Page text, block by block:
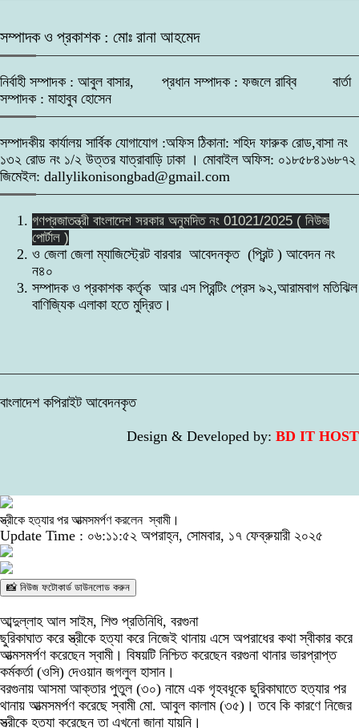
সম্পাদক ও প্রকাশক : মোঃ রানা আহমেদ
নির্বাহী সম্পাদক : আবুল বাসার, প্রধান সম্পাদক : ফজলে রাব্বি বার্তা
সম্পাদক : মাহাবুব হোসেন
সম্পাদকীয় কার্যালয় সার্বিক যোগাযোগ :অফিস ঠিকানা: শহিদ ফারুক রোড,বাসা নং
১৩২ রোড নং ১/২ উত্তর যাত্রাবাড়ি ঢাকা । মোবাইল অফিস: ০১৮৫৮৪১৬৮৭২
জিমেইল: dallylikonisongbad@gmail.com
গণপ্রজাতন্ত্রী বাংলাদেশ সরকার অনুমদিত নং 01021/2025 ( নিউজ
পোর্টাল )
ও জেলা জেলা ম্যাজিস্ট্রেট বারবার আবেদনকৃত (প্রিন্ট ) আবেদন নং
ন৪০
সম্পাদক ও প্রকাশক কর্তৃক আর এস প্রিন্টিং প্রেস ৯২,আরামবাগ মতিঝিল
বাণিজ্যিক এলাকা হতে মুদ্রিত।
বাংলাদেশ কপিরাইট আবেদনকৃত
Design & Developed by: BD IT HOST
স্ত্রীকে হত্যার পর আত্মসমর্পণ করলেন স্বামী।
Update Time : ০৬:১১:৫২ অপরাহ্ন, সোমবার, ১৭ ফেব্রুয়ারী ২০২৫
📸 নিউজ ফটোকার্ড ডাউনলোড করুন
আব্দুল্লাহ আল সাইম, শিশু প্রতিনিধি, বরগুনা
ছুরিকাঘাত করে স্ত্রীকে হত্যা করে নিজেই থানায় এসে অপরাধের কথা স্বীকার করে
আত্মসমর্পণ করেছেন স্বামী। বিষয়টি নিশ্চিত করেছেন বরগুনা থানার ভারপ্রাপ্ত
কর্মকর্তা (ওসি) দেওয়ান জগলুল হাসান।
বরগুনায় আসমা আক্তার পুতুল (৩০) নামে এক গৃহবধূকে ছুরিকাঘাতে হত্যার পর
থানায় আত্মসমর্পণ করেছে স্বামী মো. আবুল কালাম (৩৫)। তবে কি কারণে নিজের
স্ত্রীকে হত্যা করেছেন তা এখনো জানা যায়নি।